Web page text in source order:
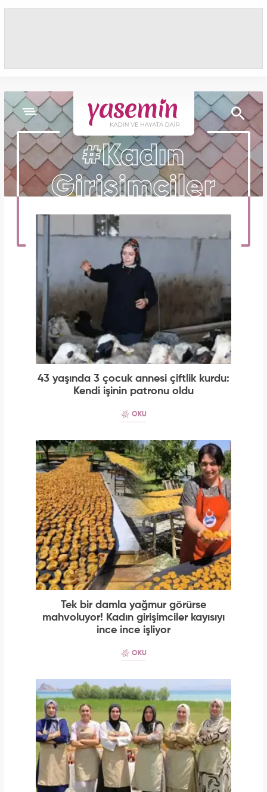
#Kadın
Girişimciler
43 yaşında 3 çocuk annesi çiftlik kurdu:
Kendi işinin patronu oldu
OKU
Tek bir damla yağmur görürse
mahvoluyor! Kadın girişimciler kayısıyı
ince ince işliyor
OKU